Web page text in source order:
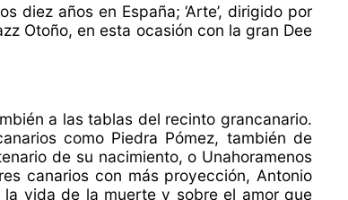
diez años en España; ‘Arte’, dirigido por
Otoño, en esta ocasión con la gran Dee
a las tablas del recinto grancanario.
como Piedra Pómez, también de
de su nacimiento, o Unahoramenos
canarios con más proyección, Antonio
la vida de la muerte y sobre el amor que